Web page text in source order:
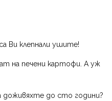
Ви клепнали ушите!
на печени картофи. А уж
доживяхте до сто години?